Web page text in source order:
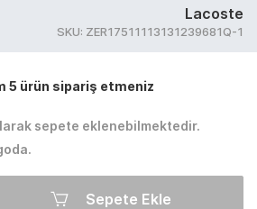
Lacoste
SKU: ZER17511113131239681Q-1
5 ürün sipariş etmeniz
sepete eklenebilmektedir.
Sepete Ekle